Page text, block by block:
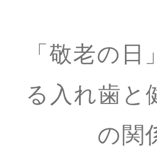
「敬老の日
る入れ歯と
の関